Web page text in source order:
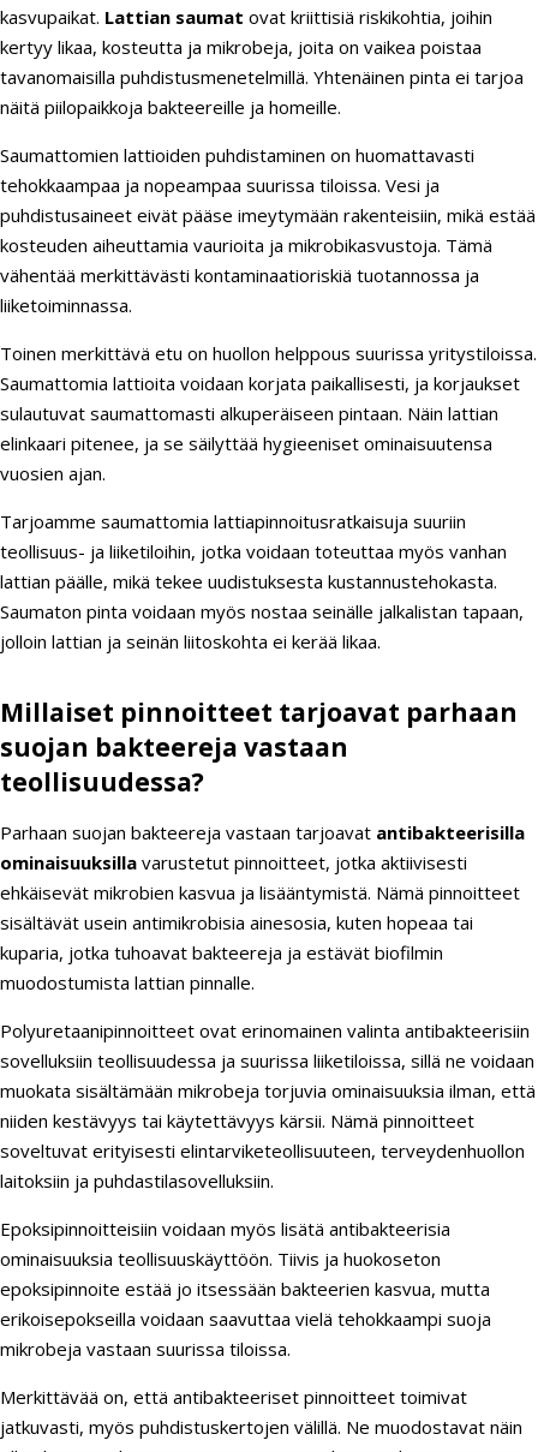
kasvupaikat. Lattian saumat ovat kriittisiä riskikohtia, joihin
kertyy likaa, kosteutta ja mikrobeja, joita on vaikea poistaa
tavanomaisilla puhdistusmenetelmillä. Yhtenäinen pinta ei tarjoa
näitä piilopaikkoja bakteereille ja homeille.
Saumattomien lattioiden puhdistaminen on huomattavasti
tehokkaampaa ja nopeampaa suurissa tiloissa. Vesi ja
puhdistusaineet eivät pääse imeytymään rakenteisiin, mikä estää
kosteuden aiheuttamia vaurioita ja mikrobikasvustoja. Tämä
vähentää merkittävästi kontaminaatioriskiä tuotannossa ja
liiketoiminnassa.
Toinen merkittävä etu on huollon helppous suurissa yritystiloissa.
Saumattomia lattioita voidaan korjata paikallisesti, ja korjaukset
sulautuvat saumattomasti alkuperäiseen pintaan. Näin lattian
elinkaari pitenee, ja se säilyttää hygieeniset ominaisuutensa
vuosien ajan.
Tarjoamme saumattomia lattiapinnoitusratkaisuja suuriin
teollisuus- ja liiketiloihin, jotka voidaan toteuttaa myös vanhan
lattian päälle, mikä tekee uudistuksesta kustannustehokasta.
Saumaton pinta voidaan myös nostaa seinälle jalkalistan tapaan,
jolloin lattian ja seinän liitoskohta ei kerää likaa.
Millaiset pinnoitteet tarjoavat parhaan
suojan bakteereja vastaan
teollisuudessa?
Parhaan suojan bakteereja vastaan tarjoavat antibakteerisilla
ominaisuuksilla varustetut pinnoitteet, jotka aktiivisesti
ehkäisevät mikrobien kasvua ja lisääntymistä. Nämä pinnoitteet
sisältävät usein antimikrobisia ainesosia, kuten hopeaa tai
kuparia, jotka tuhoavat bakteereja ja estävät biofilmin
muodostumista lattian pinnalle.
Polyuretaanipinnoitteet ovat erinomainen valinta antibakteerisiin
sovelluksiin teollisuudessa ja suurissa liiketiloissa, sillä ne voidaan
muokata sisältämään mikrobeja torjuvia ominaisuuksia ilman, että
niiden kestävyys tai käytettävyys kärsii. Nämä pinnoitteet
soveltuvat erityisesti elintarviketeollisuuteen, terveydenhuollon
laitoksiin ja puhdastilasovelluksiin.
Epoksipinnoitteisiin voidaan myös lisätä antibakteerisia
ominaisuuksia teollisuuskäyttöön. Tiivis ja huokoseton
epoksipinnoite estää jo itsessään bakteerien kasvua, mutta
erikoisepokseilla voidaan saavuttaa vielä tehokkaampi suoja
mikrobeja vastaan suurissa tiloissa.
Merkittävää on, että antibakteeriset pinnoitteet toimivat
jatkuvasti, myös puhdistuskertojen välillä. Ne muodostavat näin